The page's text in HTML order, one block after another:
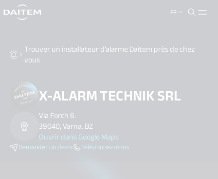
FR
search.label
Trouver un installateur d’alarme Daitem près de chez
vous
X-ALARM TECHNIK SRL
Via Forch 6.
39040, Varna. BZ
Ouvrir dans Google Maps
Demander un devis Téléphonez-nous